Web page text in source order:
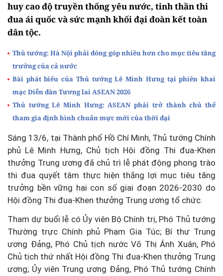
huy cao độ truyền thống yêu nước, tinh thần thi
đua ái quốc và sức mạnh khối đại đoàn kết toàn
dân tộc.
Thủ tướng: Hà Nội phải đóng góp nhiều hơn cho mục tiêu tăng
trưởng của cả nước
Bài phát biểu của Thủ tướng Lê Minh Hưng tại phiên khai
mạc Diễn đàn Tương lai ASEAN 2026
Thủ tướng Lê Minh Hưng: ASEAN phải trở thành chủ thể
tham gia định hình chuẩn mực mới của thời đại
Sáng 13/6, tại Thành phố Hồ Chí Minh, Thủ tướng Chính
phủ Lê Minh Hưng, Chủ tịch Hội đồng Thi đua-Khen
thưởng Trung ương đã chủ trì lễ phát động phong trào
thi đua quyết tâm thực hiện thắng lợi mục tiêu tăng
trưởng bền vững hai con số giai đoạn 2026-2030 do
Hội đồng Thi đua-Khen thưởng Trung ương tổ chức.
Tham dự buổi lễ có Ủy viên Bộ Chính trị, Phó Thủ tướng
Thường trực Chính phủ Phạm Gia Túc; Bí thư Trung
ương Đảng, Phó Chủ tịch nước Võ Thị Ánh Xuân, Phó
Chủ tịch thứ nhất Hội đồng Thi đua-Khen thưởng Trung
ương; Ủy viên Trung ương Đảng, Phó Thủ tướng Chính